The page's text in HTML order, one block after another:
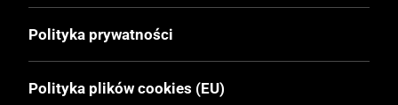
Polityka prywatności
Polityka plików cookies (EU)